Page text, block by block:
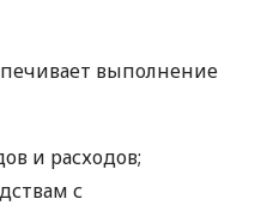
выполнение
и расходов;
с